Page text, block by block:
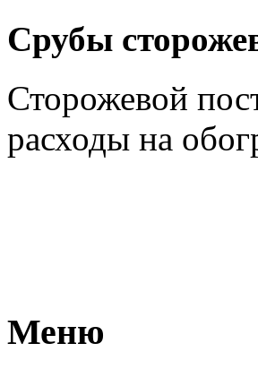
Срубы
Сторожевой
расходы на
Меню